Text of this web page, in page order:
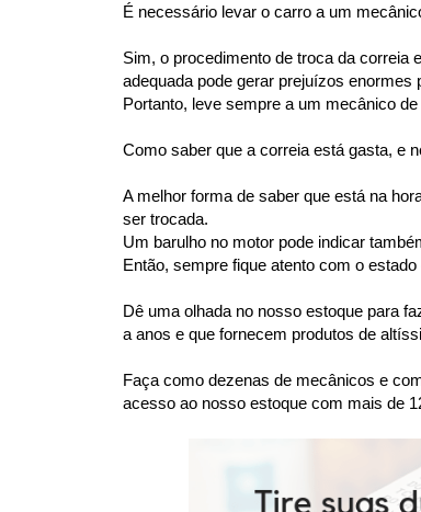
É necessário levar o carro a um
Sim, o procedimento de troca da correia
adequada pode gerar prejuízos enormes
Portanto, leve sempre a um mecânico
Como saber que a correia está gasta, e
A melhor forma de saber que está na
ser trocada.
Um barulho no motor pode indicar
Então, sempre fique atento com o
Dê uma olhada no nosso estoque para
a anos e que fornecem produtos de
Faça como dezenas de mecânicos e
acesso ao nosso estoque com mais de